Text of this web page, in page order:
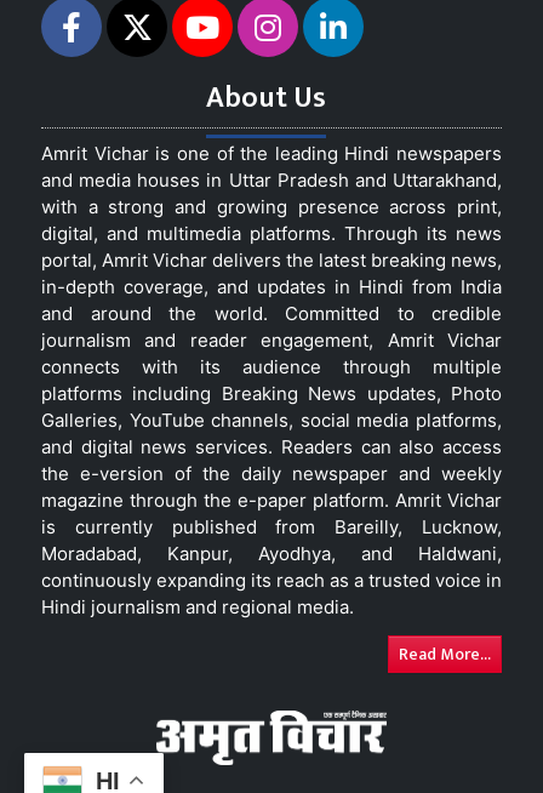
HI
About Us
Amrit Vichar is one of the leading Hindi newspapers
and media houses in Uttar Pradesh and Uttarakhand,
with a strong and growing presence across print,
digital, and multimedia platforms. Through its news
portal, Amrit Vichar delivers the latest breaking news,
in-depth coverage, and updates in Hindi from India
and around the world. Committed to credible
journalism and reader engagement, Amrit Vichar
connects with its audience through multiple
platforms including Breaking News updates, Photo
Galleries, YouTube channels, social media platforms,
and digital news services. Readers can also access
the e-version of the daily newspaper and weekly
magazine through the e-paper platform. Amrit Vichar
is currently published from Bareilly, Lucknow,
Moradabad, Kanpur, Ayodhya, and Haldwani,
continuously expanding its reach as a trusted voice in
Hindi journalism and regional media.
Read More...